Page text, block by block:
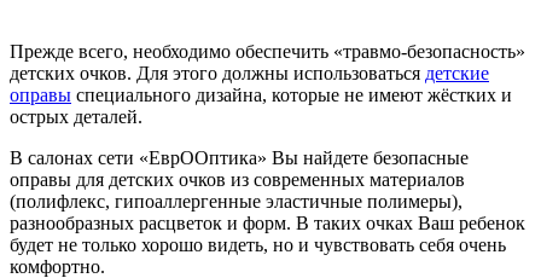
Прежде всего, необходимо обеспечить «травмо-безопасность»
детских очков. Для этого должны использоваться детские
оправы специального дизайна, которые не имеют жёстких и
острых деталей.
В салонах сети «ЕврООптика» Вы найдете безопасные
оправы для детских очков из современных материалов
(полифлекс, гипоаллергенные эластичные полимеры),
разнообразных расцветок и форм. В таких очках Ваш ребенок
будет не только хорошо видеть, но и чувствовать себя очень
комфортно.